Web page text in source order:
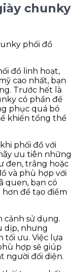
chunky
đồ linh hoạt,
cao nhất, bạn
Trước hết là
có phần đế
phục quá bó
khiến tổng thể
phối đồ với
ưu tiên những
đen, trắng hoặc
và phù hợp với
quen, bạn có
để tạo điểm
cảnh sử dụng.
dịp, nhưng
tối ưu. Việc lựa
hợp sẽ giúp
người đối diện.